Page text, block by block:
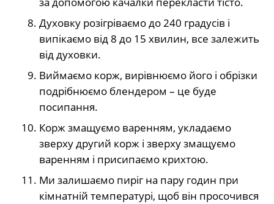
Духовку розігріваємо до 240 градусів і
випікаємо від 8 до 15 хвилин, все залежить
від духовки.
Виймаємо корж, вирівнюємо його і обрізки
подрібнюємо блендером – це буде
посипання.
Корж змащуємо варенням, укладаємо
зверху другий корж і зверху змащуємо
варенням і присипаємо крихтою.
Ми залишаємо пиріг на пару годин при
кімнатній температурі, щоб він просочився